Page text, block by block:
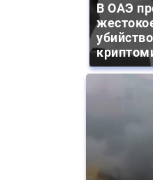
В ОАЭ
убийство